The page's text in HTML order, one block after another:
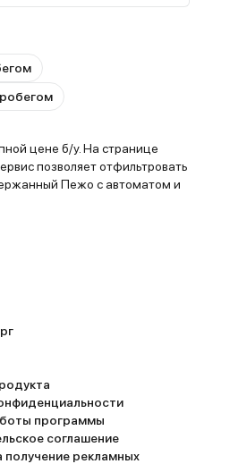
цене б/у. На странице
позволяет отфильтровать
Пежо с автоматом и
программы
соглашение
получение рекламных